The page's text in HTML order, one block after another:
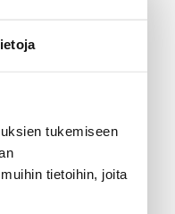
tukemiseen
tietoihin, joita